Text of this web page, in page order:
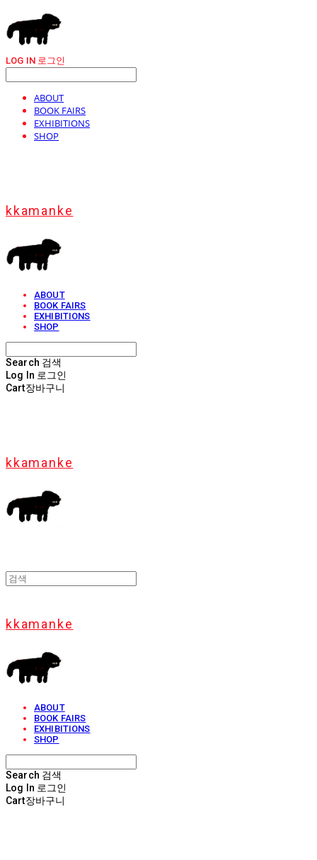
LOG IN 로그인
ABOUT
BOOK FAIRS
EXHIBITIONS
SHOP
kkamanke
ABOUT
BOOK FAIRS
EXHIBITIONS
SHOP
Search 검색
Log In 로그인
Cart장바구니
kkamanke
kkamanke
ABOUT
BOOK FAIRS
EXHIBITIONS
SHOP
Search 검색
Log In 로그인
Cart장바구니